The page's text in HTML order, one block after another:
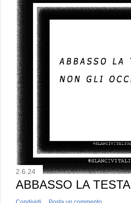
2.6.24
ABBASSO LA TESTA